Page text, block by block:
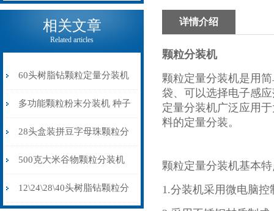
相关文章
Related articles
60头树脂钻颗粒定量分装机
(装盒机)防静电不堵料
多功能颗粒粉末分装机 种子
药材调料自动称重分装机 台
式定量灌装机
28头盒装拼豆字母珠颗粒分
装机不漏料防串色防静电
500克大米谷物颗粒分装机
双头震动下料
12\24\28\40头树脂钻颗粒分
详情介绍
颗粒分装机
颗粒定量分装机是用
袋、可以选择电子感
定量分装机广泛应用
料的定量分装。
颗粒定量分装机基本
1.分装机采用微电脑